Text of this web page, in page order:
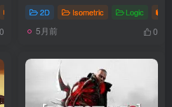
Games # Coffee Caravan
0
2D Isometric Logic
5月前 0